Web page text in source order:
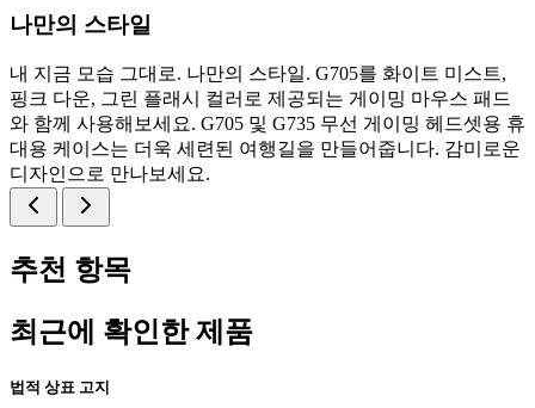
나만의 스타일
내 지금 모습 그대로. 나만의 스타일. G705를 화이트 미스트,
핑크 다운, 그린 플래시 컬러로 제공되는 게이밍 마우스 패드
와 함께 사용해보세요. G705 및 G735 무선 게이밍 헤드셋용 휴
대용 케이스는 더욱 세련된 여행길을 만들어줍니다. 감미로운
디자인으로 만나보세요.
추천 항목
최근에 확인한 제품
법적 상표 고지